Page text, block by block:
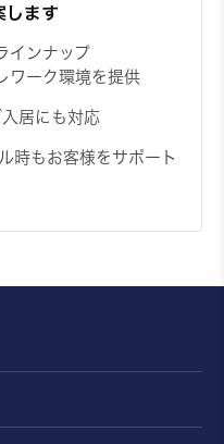
詳しく見る
7,450円～/日
します
インナップ
ワーク環境を提供
居にも対応
時もお客様をサポート